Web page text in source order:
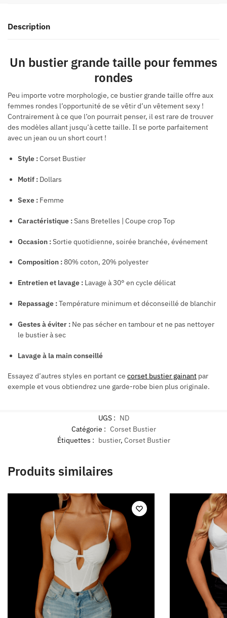
Description
Un bustier grande taille pour femmes
rondes
Peu importe votre morphologie, ce bustier grande taille offre aux
femmes rondes l’opportunité de se vêtir d’un vêtement sexy !
Contrairement à ce que l’on pourrait penser, il est rare de trouver
des modèles allant jusqu’à cette taille. Il se porte parfaitement
avec un jean ou un short court !
Style :Corset Bustier
Motif : Dollars
Sexe : Femme
Caractéristique :Sans Bretelles | Coupe crop Top
Occasion :Sortie quotidienne, soirée branchée, événement
Composition :80% coton, 20% polyester
Entretien et lavage : Lavage à 30° en cycle délicat
Repassage :Température minimum et déconseillé de blanchir
Gestes à éviter : Ne pas sécher en tambour et ne pas nettoyer
le bustier à sec
Lavage à la main conseillé
Essayez d’autres styles en portant ce corset bustier gainant par
exemple et vous obtiendrez une garde-robe bien plus originale.
UGS : ND
Catégorie : Corset Bustier
Étiquettes : bustier, Corset Bustier
Produits similaires